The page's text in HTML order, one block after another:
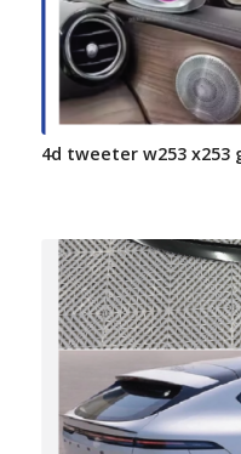
4d tweeter w253 x253